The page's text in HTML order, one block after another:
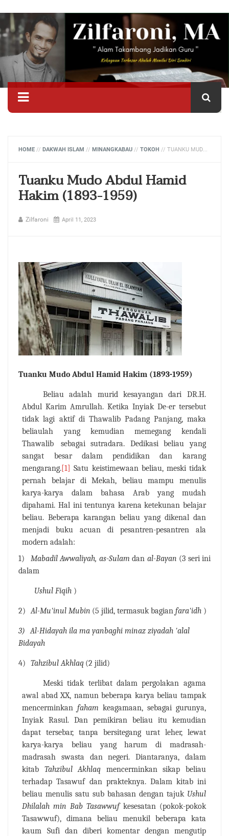
HOME // DAKWAH ISLAM // MINANGKABAU // TOKOH // TUANKU MUDO ABDUL HAMID HAKIM (1893-1959)
Tuanku Mudo Abdul Hamid
Hakim (1893-1959)
Zilfaroni April 11, 2023
Tuanku Mudo Abdul Hamid Hakim (1893-1959)
Beliauadalah muridkesayangandari DR.H.
AbdulKarimAmrullah.Ketika Inyiak De-er tersebut
tidaklagi aktif di Thawalib Padang Panjang, maka
beliaulahyangkemudianmemegang kendali
Thawalib
sebagaisutradara. Dedikasi beliau yang
sangat besar dalam pendidikan dan karang
mengarang.[1] Satu keistimewaan beliau, meski tidak
pernah belajar di Mekah, beliaumampu menulis
karya-karyadalambahasa Arabyang mudah
dipahami. Hal initentunya karenaketekunan belajar
beliau.Beberapa karangan beliau yang dikenal dan
menjadi bukuacuan di pesantren-pesantren ala
modernadalah:
1)
MabadilAwwaliyah, as-Sulam dan al-Bayan (3 seriini
dalam
UshulFiqih )
2) Al-Mu'inul Mubin (5 jilid,termasukbagianfara'idh )
3) Al-Hidayah ila ma yanbaghi ​​minaz ziyadah 'alal
Bidayah
4) Tahzibul Akhlaq (2 jilid)
Meskitidak terlibatdalampergolakan agama
awal abadXX, namunbeberapa karyabeliau tampak
mencerminkanfaham keagamaan, sebagai gurunya,
Inyiak Rasul.Dan pemikiran beliau itu kemudian
dapat tersebar, tanpa bersitegang urat leher, lewat
karya-karya beliau yang harum di madrasah-
madrasah swasta dan negeri.Diantaranya, dalam
kitab Tahzibul Akhlaq mencerminkansikap beliau
terhadap Tasawuf dan prakteknya. Dalam kitab ini
beliau menulis satu sub bahasan dengan tajuk Ushul
Dhilalah minBab Tasawwufkesesatan (pokok-pokok
Tasawwuf),dimana beliaumenukil beberapa kata
kaum Sufi dan diberi komentar dengan mengutip